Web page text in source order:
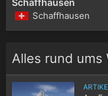
Schaffhausen
Schaffhausen
Alles rund ums